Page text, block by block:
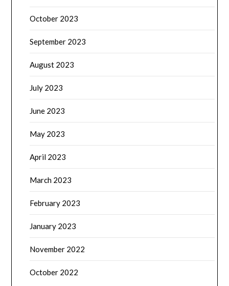
October 2023
September 2023
August 2023
July 2023
June 2023
May 2023
April 2023
March 2023
February 2023
January 2023
November 2022
October 2022